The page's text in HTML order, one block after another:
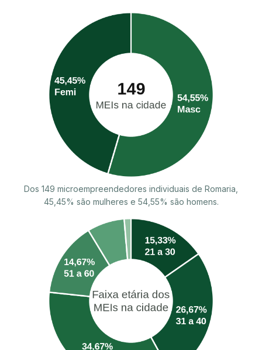
Dos 149 microempreendedores individuais de Romaria,
45,45% são mulheres e 54,55% são homens.